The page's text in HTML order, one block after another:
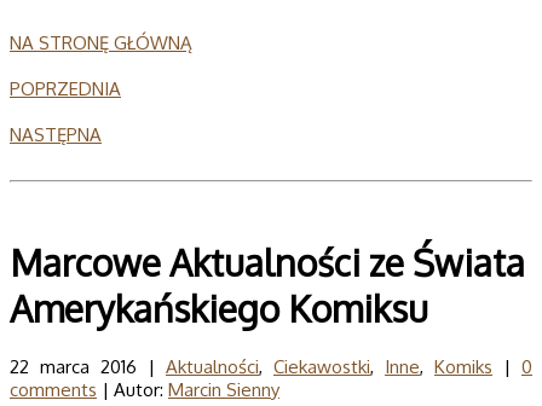
NA STRONĘ GŁÓWNĄ
POPRZEDNIA
NASTĘPNA
Marcowe Aktualności ze Świata
Amerykańskiego Komiksu
22 marca 2016 | Aktualności, Ciekawostki, Inne, Komiks | 0
comments | Autor: Marcin Sienny